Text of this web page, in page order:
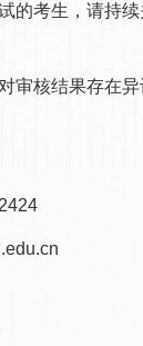
考生，请持续
核结果存在异